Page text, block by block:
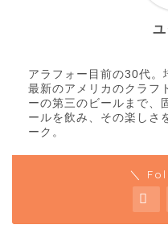
アラフォー目前の30代。
最新のアメリカのクラフ
ーの第三のビールまで、
ールを飲み、その楽しさ
ーク。
＼